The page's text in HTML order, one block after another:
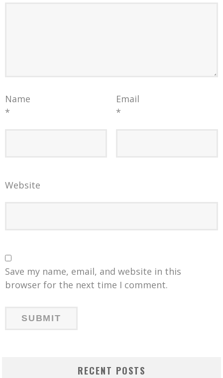
Name
*
Email
*
Website
Save my name, email, and website in this
browser for the next time I comment.
RECENT POSTS